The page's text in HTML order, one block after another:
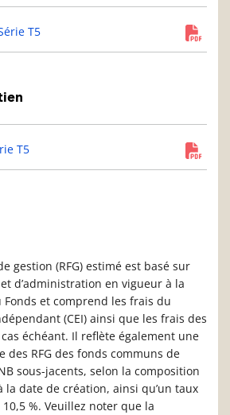
T5
T5
gestion (RFG) estimé est basé sur
d’administration en vigueur à la
et comprend les frais du
(CEI) ainsi que les frais des
échéant. Il reflète également une
RFG des fonds communs de
sous-jacents, selon la composition
la date de création, ainsi qu’un taux
%. Veuillez noter que la